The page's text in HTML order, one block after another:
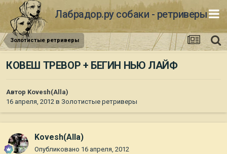
Лабрадор.ру собаки - ретриверы
Золотистые ретриверы
КОВЕШ ТРЕВОР + БЕГИН НЬЮ ЛАЙФ
Автор Kovesh(Alla)
16 апреля, 2012 в Золотистые ретриверы
Kovesh(Alla)
Опубликовано 16 апреля, 2012